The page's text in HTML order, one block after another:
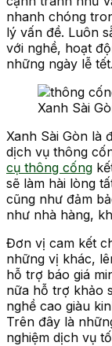
nhanh chóng
lý vấn đề. Luôn
với nghề, hoạt
những ngày lễ tết.
Xanh Sài
Xanh Sài Gòn là
dịch vụ thông
cụ thông cống
sẽ làm hài lòng
cũng như đảm
như nhà hàng,
Đơn vị cam kết
những vị khác,
hỗ trợ báo giá
nữa hỗ trợ khảo
nghề cao giàu
Trên đây là
nghiệm dịch vụ